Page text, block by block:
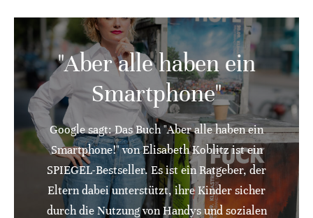
"Aber alle haben ein
Smartphone"
Google sagt: Das Buch "Aber alle haben ein
Smartphone!" von Elisabeth Koblitz ist ein
SPIEGEL-Bestseller. Es ist ein Ratgeber, der
Eltern dabei unterstützt, ihre Kinder sicher
durch die Nutzung von Handys und sozialen